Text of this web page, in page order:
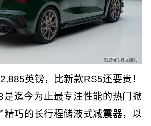
英镑，比新款RS5还要贵！
是迄今为止最专注性能的热门掀
精巧的长行程储液式减震器，以